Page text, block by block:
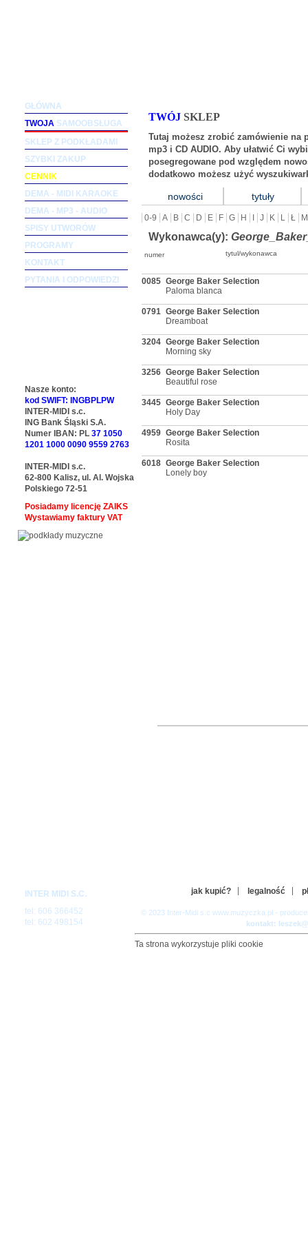
TWÓJ SKLEP
Tutaj możesz zrobić zamówienie na
mp3 i CD AUDIO. Aby ułatwić Ci
posegregowane pod względem
dodatkowo możesz użyć
nowości tytuły
0-9 A B C D E F G H J K L Ł M
Wykonawca(y):
numer tytul/wykonawca
0085 George Baker Selection
Paloma blanca
0791 George Baker Selection
Dreamboat
3204 George Baker Selection
Morning sky
3256 George Baker Selection
Beautiful rose
3445 George Baker Selection
Holy Day
4959 George Baker Selection
Rosita
6018 George Baker Selection
Lonely boy
GŁÓWNA
TWOJA SAMOOBSŁUGA
SKLEP Z PODKŁADAMI
SZYBKI ZAKUP
CENNIK
DEMA - MIDI KARAOKE
DEMA - MP3 - AUDIO
SPISY UTWORÓW
PROGRAMY
KONTAKT
PYTANIA I ODPOWIEDZI
Nasze konto:
kod SWIFT: INGBPLPW
INTER-MIDI s.c.
ING Bank Śląski S.A.
Numer IBAN: PL 37 1050
1201 1000 0090 9559 2763
INTER-MIDI s.c.
62-800 Kalisz, ul. Al. Wojska
Polskiego 72-51
Posiadamy licencję ZAIKS
Wystawiamy faktury VAT
INTER MIDI S.C.
tel: 606 366452
tel: 602 498154
jak kupić? legalność
© 2023 Inter-Midi s.c www.muzyczka.pl -
kontakt:
Ta strona wykorzystuje pliki cookie